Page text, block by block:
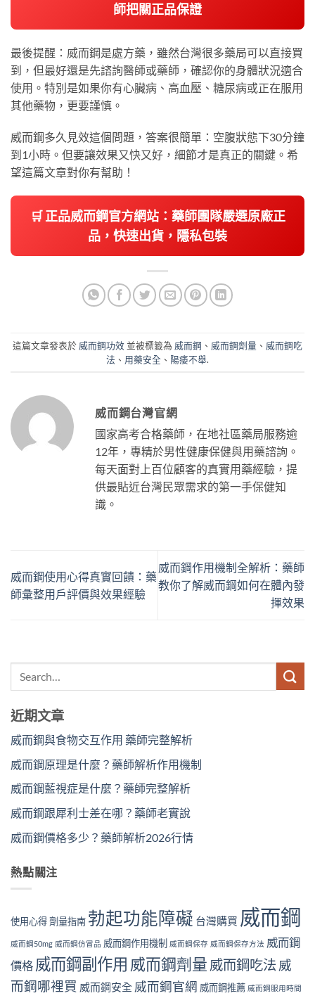
師把關正品保證
最後提醒：威而鋼是處方藥，雖然台灣很多藥局可以直接買
到，但最好還是先諮詢醫師或藥師，確認你的身體狀況適合
使用。特別是如果你有心臟病、高血壓、糖尿病或正在服用
其他藥物，更要謹慎。
威而鋼多久見效這個問題，答案很簡單：空腹狀態下30分鐘
到1小時。但要讓效果又快又好，細節才是真正的關鍵。希
望這篇文章對你有幫助！
🛒 正品威而鋼官方網站：藥師團隊嚴選原廠正
品，快速出貨，隱私包裝
這篇文章發表於 威而鋼功效 並被標籤為 威而鋼 、 威而鋼劑量 、 威而鋼吃
法 、 用藥安全 、 陽痿不舉.
威而鋼台灣官網
國家高考合格藥師，在地社區藥局服務逾
12年，專精於男性健康保健與用藥諮詢。
每天面對上百位顧客的真實用藥經驗，提
供最貼近台灣民眾需求的第一手保健知
識。
威而鋼使用心得真實回饋：藥
師彙整用戶評價與效果經驗
威而鋼作用機制全解析：藥師
教你了解威而鋼如何在體內發
揮效果
近期文章
威而鋼與食物交互作用 藥師完整解析
威而鋼原理是什麼？藥師解析作用機制
威而鋼藍視症是什麼？藥師完整解析
威而鋼跟犀利士差在哪？藥師老實說
威而鋼價格多少？藥師解析2026行情
熱點關注
使用心得劑量指南 勃起功能障礙 台灣購買 威而鋼
威而鋼50mg 威而鋼仿冒品 威而鋼作用機制 威而鋼保存 威而鋼保存方法 威而鋼
價格 威而鋼副作用 威而鋼劑量 威而鋼吃法 威
而鋼哪裡買 威而鋼安全 威而鋼官網 威而鋼推薦 威而鋼服用時間